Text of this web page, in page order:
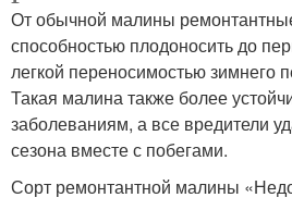
От обычной малины
способностью плодоносить до
легкой переносимостью зимнего
Такая малина также более
заболеваниям, а все вредители
сезона вместе с побегами.
Сорт ремонтантной малины